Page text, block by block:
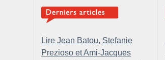
Lire Jean Batou, Stefanie
Prezioso et Ami-Jacques